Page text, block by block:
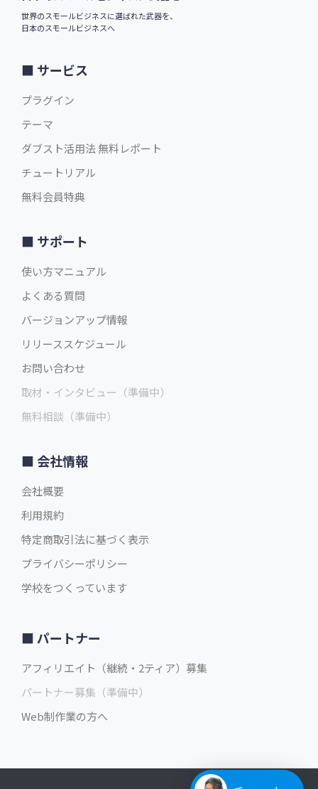
世界のスモールビジネスに選ばれた武器を、
日本のスモールビジネスへ
サービス
プラグイン
テーマ
ダブスト活用法 無料レポート
チュートリアル
無料会員特典
サポート
使い方マニュアル
よくある質問
バージョンアップ情報
リリーススケジュール
お問い合わせ
取材・インタビュー（準備中）
無料相談（準備中）
会社情報
会社概要
利用規約
特定商取引法に基づく表示
プライバシーポリシー
学校をつくっています
パートナー
アフィリエイト（継続・2ティア）募集
パートナー募集（準備中）
Web制作業の方へ